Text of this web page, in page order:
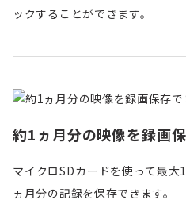
ックすることができます。
約1ヵ月分の映像を録画
マイクロSDカードを使って最
ヵ月分の記録を保存できます。